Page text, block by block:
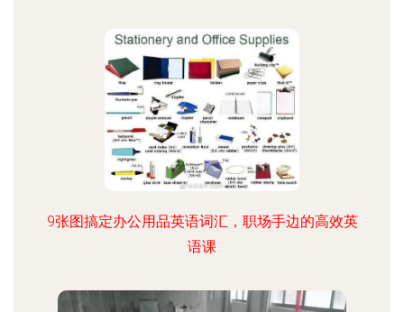
9张图搞定办公用品英语词汇，职场手边的高效英
语课